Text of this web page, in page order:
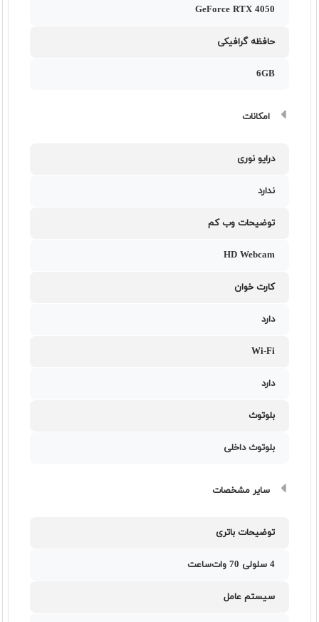
GeForce RTX 4050
حافظه گرافیکی
6GB
امکانات
درایو نوری
ندارد
توضیحات وب کم
HD Webcam
کارت خوان
دارد
Wi-Fi
دارد
بلوتوث
بلوتوث داخلی
سایر مشخصات
توضیحات باتری
4 سلولی 70 وات‌ساعت
سیستم عامل